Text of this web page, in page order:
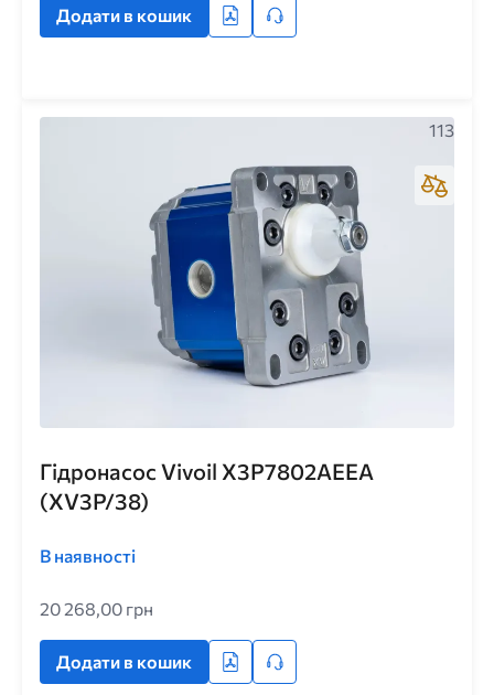
Додати в кошик
Гідронасос Vivoil X3P7802AEEA
(XV3P/38)
В наявності
20 268,00 грн
Додати в кошик
113